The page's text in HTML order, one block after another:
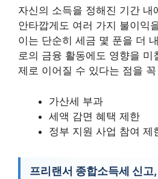
자신의 소득을 정해진 기간 내
안타깝게도 여러 가지 불이익
이는 단순히 세금 몇 푼을 더
로의 금융 활동에도 영향을 미
제로 이어질 수 있다는 점을
가산세 부과
세액 감면 혜택 제한
정부 지원 사업 참여 제
프리랜서 종합소득세 신고